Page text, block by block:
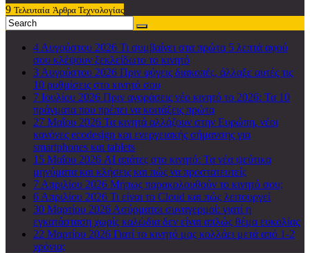
9 Τελευταία Άρθρα Τεχνολογίας
4 Αυγούστου 2026 Τι συμβαίνει στα πρώτα 5 λεπτά αφού
σου κλέψουν ξεκλείδωτο το κινητό
3 Αυγούστου 2026 Πριν φύγεις διακοπές, άλλαξε αυτές τις
10 ρυθμίσεις στο κινητό σου
7 Ιουλίου 2026 Πριν αγοράσεις νέο κινητό το 2026: Τα 10
πράγματα που πρέπει να κοιτάξεις πρώτα
27 Μαΐου 2026 Τα κινητά αλλάζουν στην Ευρώπη, νέοι
κανόνες ecodesign και ενεργειακής σήμανσης για
smartphones και tablets
15 Μαΐου 2026 AI απάτες στο κινητό: Τα νέα ψεύτικα
μηνύματα και κλήσεις και πώς να προστατευτείς
7 Απριλίου 2026 Μήπως παρακολουθούν το κινητό σου;
6 Απριλίου 2026 Τι είναι το Cloud και πώς λειτουργεί
30 Μαρτίου 2026 Ασύρματοι συναγερμοί: γιατί η
εγκατάσταση χωρίς καλώδια δεν είναι απλώς θέμα ευκολίας
22 Μαρτίου 2026 Γιατί το κινητό μας κολλάει μετά από 1-2
χρόνια;